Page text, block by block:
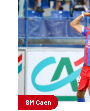
SM Caen